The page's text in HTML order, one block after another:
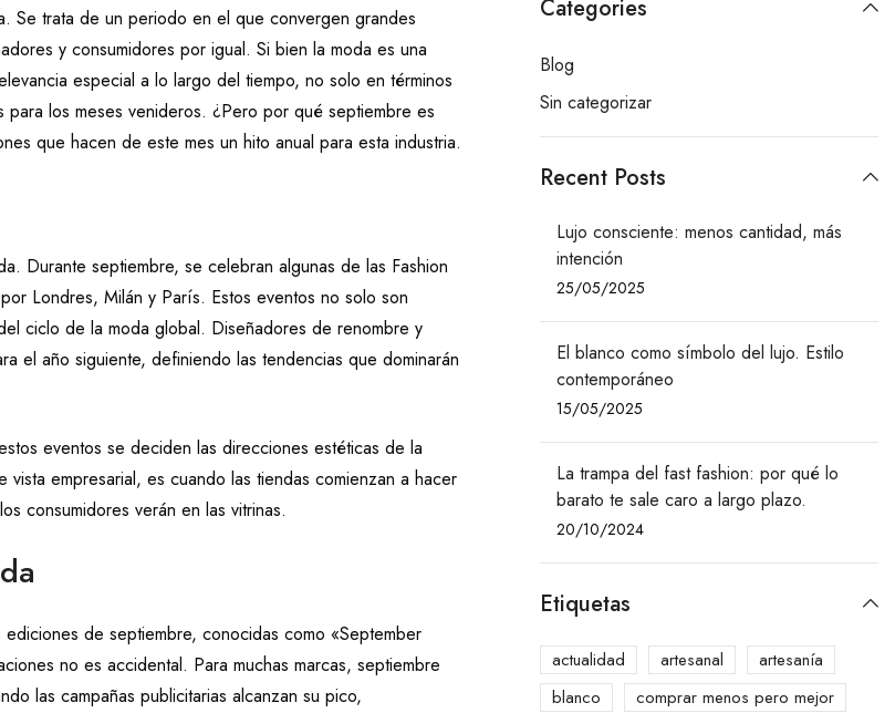
Se trata de un periodo en el que convergen grandes
y consumidores por igual. Si bien la moda es una
especial a lo largo del tiempo, no solo en términos
los meses venideros. ¿Pero por qué septiembre es
que hacen de este mes un hito anual para esta industria.
Durante septiembre, se celebran algunas de las Fashion
Londres, Milán y París. Estos eventos no solo son
ciclo de la moda global. Diseñadores de renombre y
el año siguiente, definiendo las tendencias que dominarán
eventos se deciden las direcciones estéticas de la
empresarial, es cuando las tiendas comienzan a hacer
consumidores verán en las vitrinas.
de septiembre, conocidas como «September
no es accidental. Para muchas marcas, septiembre
las campañas publicitarias alcanzan su pico,
Categories
Blog
Sin categorizar
Recent Posts
Lujo consciente: menos cantidad, más
intención
25/05/2025
El blanco como símbolo del lujo. Estilo
contemporáneo
15/05/2025
La trampa del fast fashion: por qué lo
barato te sale caro a largo plazo.
20/10/2024
Etiquetas
actualidad artesanal
artesanía
blanco
comprar menos pero mejor